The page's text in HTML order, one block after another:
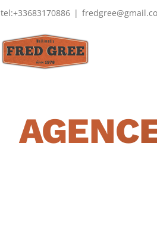
tel:+33683170886 |